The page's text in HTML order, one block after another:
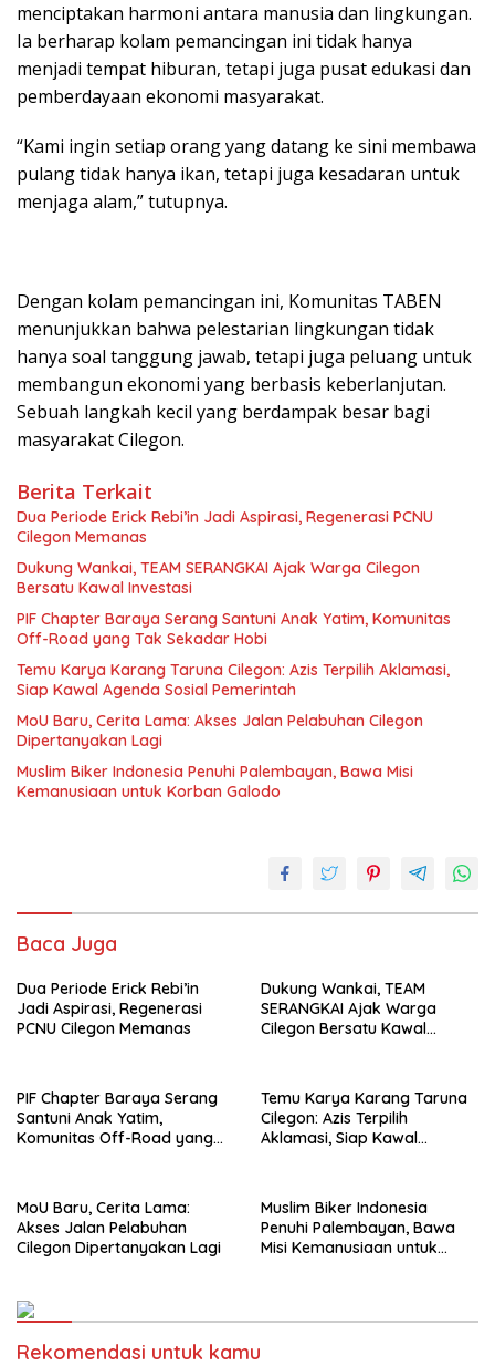
menciptakan harmoni antara manusia dan lingkungan.
Ia berharap kolam pemancingan ini tidak hanya
menjadi tempat hiburan, tetapi juga pusat edukasi dan
pemberdayaan ekonomi masyarakat.
“Kami ingin setiap orang yang datang ke sini membawa
pulang tidak hanya ikan, tetapi juga kesadaran untuk
menjaga alam,” tutupnya.
Dengan kolam pemancingan ini, Komunitas TABEN
menunjukkan bahwa pelestarian lingkungan tidak
hanya soal tanggung jawab, tetapi juga peluang untuk
membangun ekonomi yang berbasis keberlanjutan.
Sebuah langkah kecil yang berdampak besar bagi
masyarakat Cilegon.
Berita Terkait
Dua Periode Erick Rebi’in Jadi Aspirasi, Regenerasi PCNU
Cilegon Memanas
Dukung Wankai, TEAM SERANGKAI Ajak Warga Cilegon
Bersatu Kawal Investasi
PIF Chapter Baraya Serang Santuni Anak Yatim, Komunitas
Off-Road yang Tak Sekadar Hobi
Temu Karya Karang Taruna Cilegon: Azis Terpilih Aklamasi,
Siap Kawal Agenda Sosial Pemerintah
MoU Baru, Cerita Lama: Akses Jalan Pelabuhan Cilegon
Dipertanyakan Lagi
Muslim Biker Indonesia Penuhi Palembayan, Bawa Misi
Kemanusiaan untuk Korban Galodo
Baca Juga
Dua Periode Erick Rebi’in
Jadi Aspirasi, Regenerasi
PCNU Cilegon Memanas
Dukung Wankai, TEAM
SERANGKAI Ajak Warga
Cilegon Bersatu Kawal
PIF Chapter Baraya Serang
Santuni Anak Yatim,
Komunitas Off-Road yang
Temu Karya Karang Taruna
Cilegon: Azis Terpilih
Aklamasi, Siap Kawal
MoU Baru, Cerita Lama:
Akses Jalan Pelabuhan
Cilegon Dipertanyakan Lagi
Muslim Biker Indonesia
Penuhi Palembayan, Bawa
Misi Kemanusiaan untuk
Rekomendasi untuk kamu